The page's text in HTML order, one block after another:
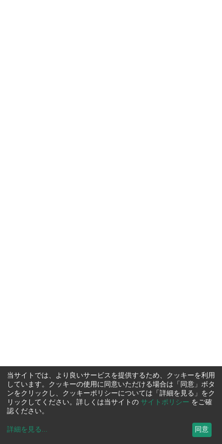
当サイトでは、より良いサービスを提供するため、クッキーを利用
しています。クッキーの使用に同意いただける場合は「同意」ボタ
ンをクリックし、クッキーポリシーについては「詳細を見る」をク
リックしてください。詳しくは当サイトの サイトポリシー をご確
認ください。
詳細を見る ... 同意